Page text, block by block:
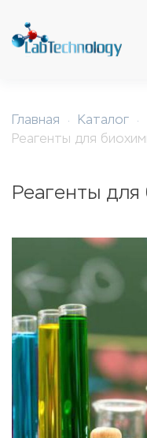
Перейти к
Главная Каталог
Реагенты для
Реагенты